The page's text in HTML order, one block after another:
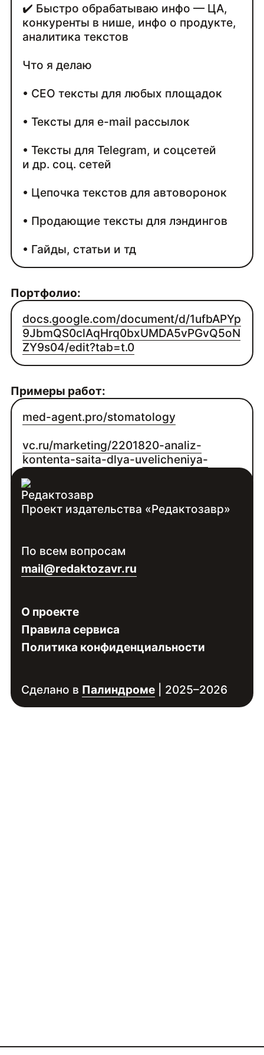
✔️ Быстро обрабатываю инфо — ЦА,
конкуренты в нише, инфо о продукте,
аналитика текстов
Что я делаю
• СЕО тексты для любых площадок
• Тексты для e-mail рассылок
• Тексты для Telegram, и соцсетей
и др. соц. сетей
• Цепочка текстов для автоворонок
• Продающие тексты для лэндингов
• Гайды, статьи и тд
Портфолио:
docs.google.com/document/d/1ufbAPYp
9JbmQS0clAqHrq0bxUMDA5vPGvQ5oN
ZY9s04/edit?tab=t.0
Примеры работ:
med-agent.pro/stomatology
vc.ru/marketing/2201820-analiz-
kontenta-saita-dlya-uvelicheniya-
Контакты:
Войдите
специалиста
Проект издательства «Редактозавр»
По всем вопросам
mail@redaktozavr.ru
О проекте
Правила сервиса
Политика конфиденциальности
Сделано в Палиндроме| 2025–2026